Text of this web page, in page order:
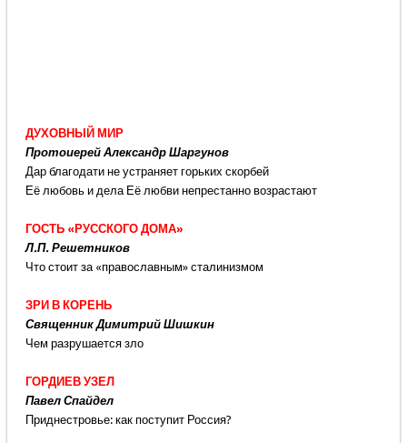
ДУХОВНЫЙ МИР
Протоиерей Александр Шаргунов
Дар благодати не устраняет горьких скорбей
Её любовь и дела Её любви непрестанно возрастают
ГОСТЬ «РУССКОГО ДОМА»
Л.П. Решетников
Что стоит за «православным» сталинизмом
ЗРИ В КОРЕНЬ
Священник Димитрий Шишкин
Чем разрушается зло
ГОРДИЕВ УЗЕЛ
Павел Спайдел
Приднестровье: как поступит Россия?